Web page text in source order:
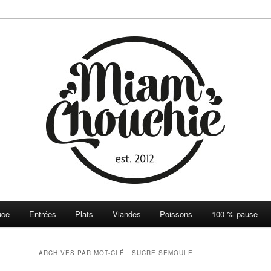
Entrées Plats Viandes Poissons 100 % pause
ARCHIVES PAR MOT-CLÉ : SUCRE SEMOULE